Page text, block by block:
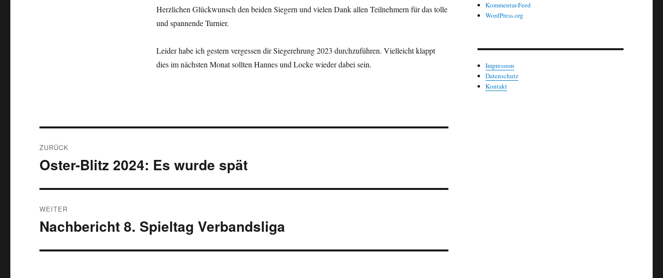
Herzlichen Glückwunsch den beiden Siegern und vielen Dank allen Teilnehmern für das tolle
und spannende Turnier.
Leider habe ich gestern vergessen dir Siegerehrung 2023 durchzuführen. Vielleicht klappt
dies im nächsten Monat sollten Hannes und Locke wieder dabei sein.
ZURÜCK
Vorheriger
Oster-Blitz 2024: Es wurde spät
WEITER
Nächster
Nachbericht 8. Spieltag Verbandsliga
Kommentar-Feed
WordPress.org
Impressum
Datenschutz
Kontakt